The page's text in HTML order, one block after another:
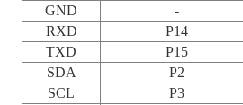
GND
-
RXD
P14
TXD
P15
SDA
P2
SCL
P3